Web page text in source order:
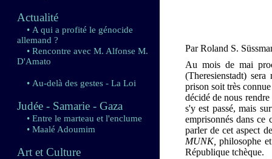
Actualité
• A qui a profité le génocide
allemand ?
• Rencontre avec M. Alfonse M.
D'Amato
• Au-delà des gestes - La Loi
Judée - Samarie - Gaza
• Entre le marteau et l'enclume
• Maalé Adoumim
Art et Culture
Par Roland S.
Au mois de mai
(Theresienstadt)
prison soit très
décidé de nous
s'y est passé, mais
emprisonnés dans ce
parler de cet aspect
MUNK, philosophe
République tchèque.